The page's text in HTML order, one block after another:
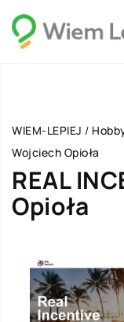
WIEM-LEPIEJ /
Wojciech Opioła
REAL
Opioła